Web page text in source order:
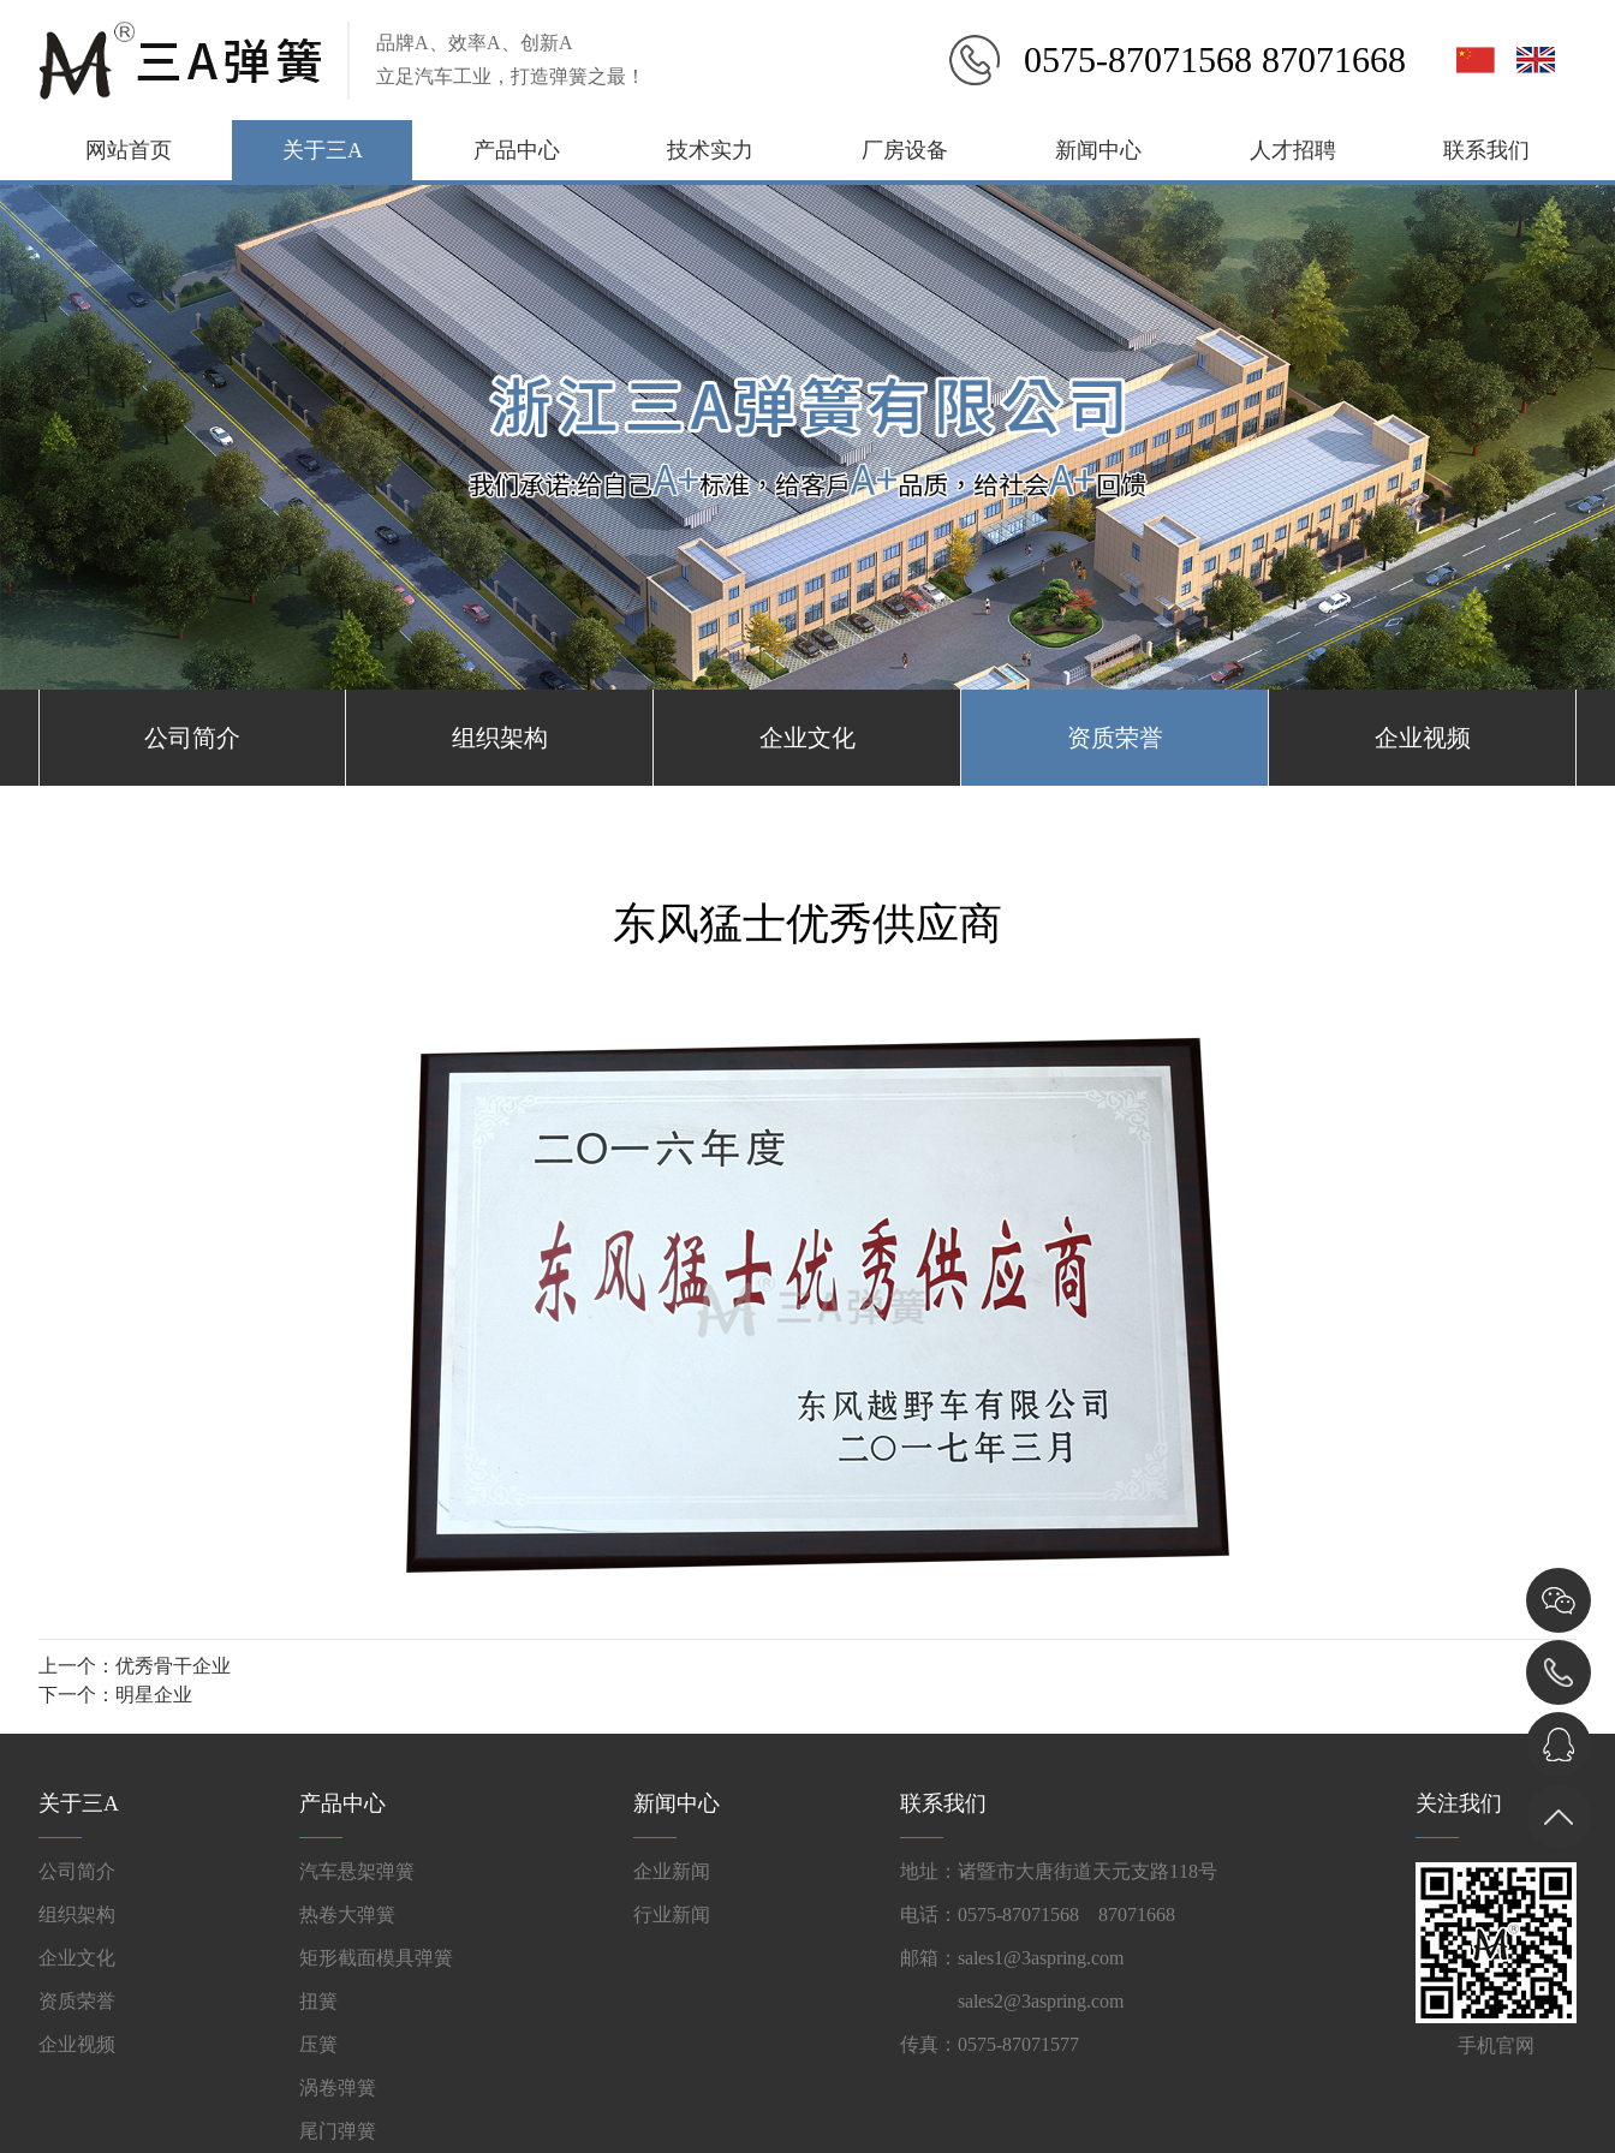
品牌A、效率A、创新A
立足汽车工业，打造弹簧之最！
0575-87071568 87071668
网站首页 关于三A 产品中心 技术实力 厂房设备 新闻中心 人才招聘 联系我们
公司简介 组织架构 企业文化 资质荣誉 企业视频
东风猛士优秀供应商
上一个： 优秀骨干企业
下一个： 明星企业
关于三A
公司简介
组织架构
企业文化
资质荣誉
企业视频
产品中心
汽车悬架弹簧
热卷大弹簧
矩形截面模具弹簧
扭簧
压簧
涡卷弹簧
尾门弹簧
新闻中心
企业新闻
行业新闻
联系我们
地址：诸暨市大唐街道天元支路118号
电话：0575-87071568 87071668
邮箱：sales1@3aspring.com
sales2@3aspring.com
传真：0575-87071577
关注我们
手机官网